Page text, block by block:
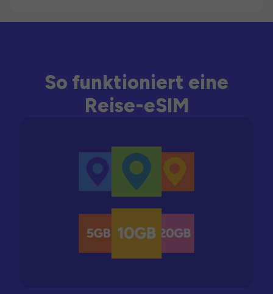
So funktioniert eine
Reise-eSIM